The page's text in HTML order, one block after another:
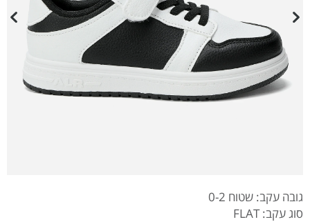
גובה עקב: שטוח 0-2
סוג עקב: FLAT